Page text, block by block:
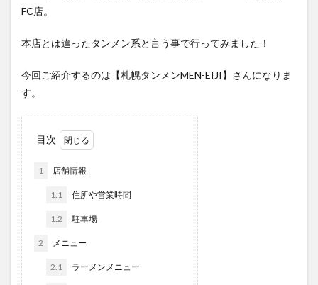
FC店。
本店とは違ったタンメン系と言う事で行ってみました！
今回ご紹介するのは【札幌タンメンMEN-EIJI】さんになりま
す。
目次
1 店舗情報
1.1 住所や営業時間
1.2 駐車場
2 メニュー
2.1 ラーメンメニュー